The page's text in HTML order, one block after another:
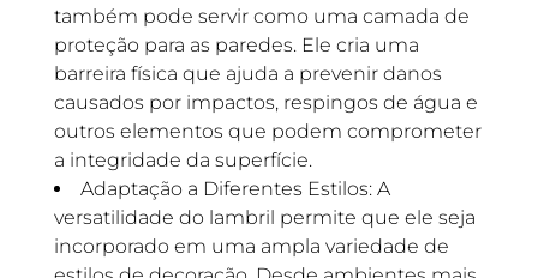
também pode servir como uma camada de
proteção para as paredes. Ele cria uma
barreira física que ajuda a prevenir danos
causados por impactos, respingos de água e
outros elementos que podem comprometer
a integridade da superfície.
Adaptação a Diferentes Estilos: A
versatilidade do lambril permite que ele seja
incorporado em uma ampla variedade de